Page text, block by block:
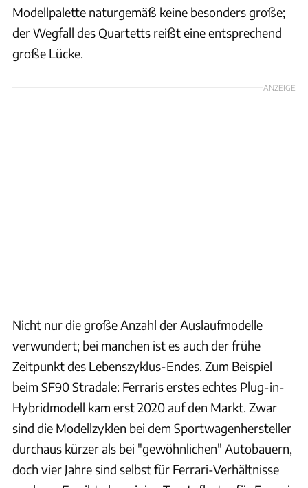
Modellpalette naturgemäß keine besonders große;
der Wegfall des Quartetts reißt eine entsprechend
große Lücke.
ANZEIGE
Nicht nur die große Anzahl der Auslaufmodelle
verwundert; bei manchen ist es auch der frühe
Zeitpunkt des Lebenszyklus-Endes. Zum Beispiel
beim SF90 Stradale: Ferraris erstes echtes Plug-in-
Hybridmodell kam erst 2020 auf den Markt. Zwar
sind die Modellzyklen bei dem Sportwagenhersteller
durchaus kürzer als bei "gewöhnlichen" Autobauern,
doch vier Jahre sind selbst für Ferrari-Verhältnisse